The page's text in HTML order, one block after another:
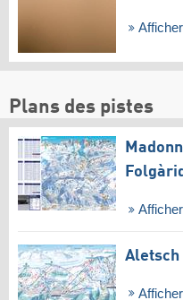
Plans des pistes
Aletsch